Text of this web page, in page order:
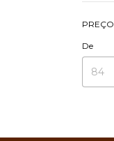
PREÇO
De